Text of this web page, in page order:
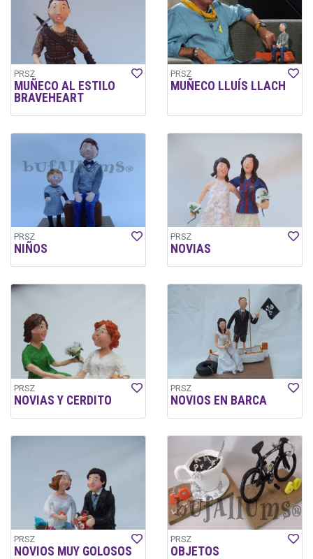
PRSZ
MUÑECO AL ESTILO
BRAVEHEART
PRSZ
MUÑECO LLUÍS LLACH
PRSZ
NIÑOS
PRSZ
NOVIAS
PRSZ
NOVIAS Y CERDITO
PRSZ
NOVIOS EN BARCA
PRSZ
NOVIOS MUY GOLOSOS
PRSZ
OBJETOS